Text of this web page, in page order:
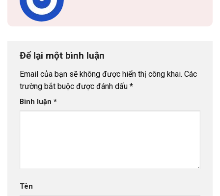
Để lại một bình luận
Email của bạn sẽ không được hiển thị công khai. Các
trường bắt buộc được đánh dấu *
Bình luận *
Tên